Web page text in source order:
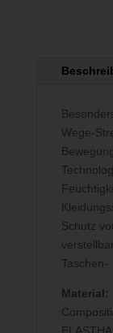
Wege-
Schutz
Taschen-
Material: